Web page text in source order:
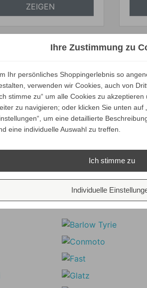
ZEIGEN
KOS Teak Esstisch
ab
Preis
2.835,00 €
Preise inkl. ges. MwSt.
absolut
versandkostenfrei
ALLE VARIANTEN
Unsere
Ihre Zustimmung zu
Ihr persönliches Shoppingerlebnis so
verwenden wir Cookies, auch von
stimme zu“ um alle Cookies zu
zu navigieren; oder klicken Sie unten auf
um eine detaillierte
eine individuelle Auswahl zu treffen.
Ich stimme zu
Individuelle